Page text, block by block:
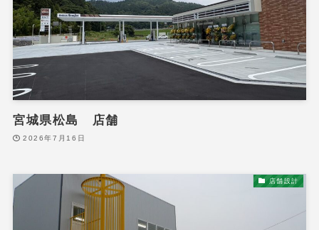
宮城県松島 店舗
2026年7月16日
店舗設計